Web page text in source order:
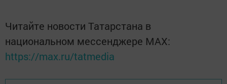
Читайте новости Татарстана в
национальном мессенджере MАХ:
https://max.ru/tatmedia